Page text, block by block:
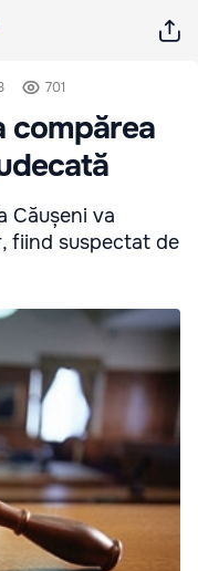
701
compărea
Căușeni va
fiind suspectat de